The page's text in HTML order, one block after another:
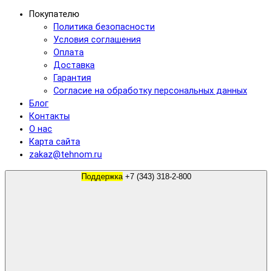
Покупателю
Политика безопасности
Условия соглашения
Оплата
Доставка
Гарантия
Согласие на обработку персональных данных
Блог
Контакты
О нас
Карта сайта
zakaz@tehnom.ru
Поддержка +7 (343) 318-2-800